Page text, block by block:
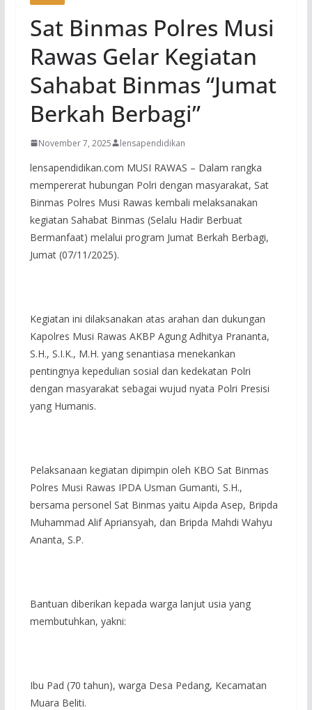
Sat Binmas Polres Musi
Rawas Gelar Kegiatan
Sahabat Binmas “Jumat
Berkah Berbagi”
November 7, 2025 lensapendidikan
lensapendidikan.com MUSI RAWAS – Dalam rangka
mempererat hubungan Polri dengan masyarakat, Sat
Binmas Polres Musi Rawas kembali melaksanakan
kegiatan Sahabat Binmas (Selalu Hadir Berbuat
Bermanfaat) melalui program Jumat Berkah Berbagi,
Jumat (07/11/2025).
Kegiatan ini dilaksanakan atas arahan dan dukungan
Kapolres Musi Rawas AKBP Agung Adhitya Prananta,
S.H., S.I.K., M.H. yang senantiasa menekankan
pentingnya kepedulian sosial dan kedekatan Polri
dengan masyarakat sebagai wujud nyata Polri Presisi
yang Humanis.
Pelaksanaan kegiatan dipimpin oleh KBO Sat Binmas
Polres Musi Rawas IPDA Usman Gumanti, S.H.,
bersama personel Sat Binmas yaitu Aipda Asep, Bripda
Muhammad Alif Apriansyah, dan Bripda Mahdi Wahyu
Ananta, S.P.
Bantuan diberikan kepada warga lanjut usia yang
membutuhkan, yakni:
Ibu Pad (70 tahun), warga Desa Pedang, Kecamatan
Muara Beliti.